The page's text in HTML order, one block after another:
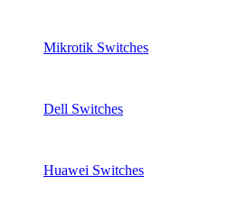
Mikrotik Switches
Dell Switches
Huawei Switches